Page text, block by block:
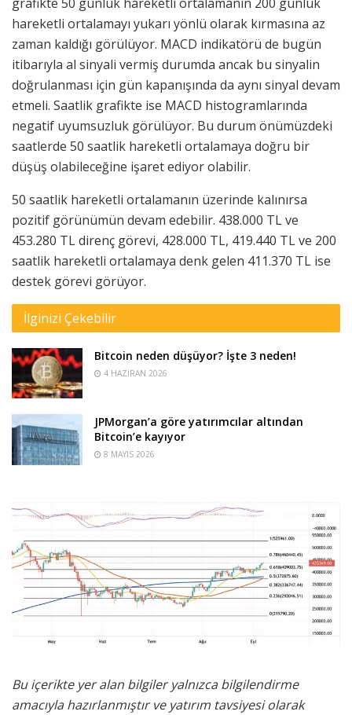
hareketli ortalamayı yukarı yönlü olarak kırmasına az
zaman kaldığı görülüyor. MACD indikatörü de bugün
itibarıyla al sinyali vermiş durumda ancak bu sinyalin
doğrulanması için gün kapanışında da aynı sinyal devam
etmeli. Saatlik grafikte ise MACD histogramlarında
negatif uyumsuzluk görülüyor. Bu durum önümüzdeki
saatlerde 50 saatlik hareketli ortalamaya doğru bir
düşüş olabileceğine işaret ediyor olabilir.
50 saatlik hareketli ortalamanın üzerinde kalınırsa
pozitif görünümün devam edebilir. 438.000 TL ve
453.280 TL direnç görevi, 428.000 TL, 419.440 TL ve 200
saatlik hareketli ortalamaya denk gelen 411.370 TL ise
destek görevi görüyor.
İlginizi Çekebilir
Bitcoin neden düşüyor? İşte 3 neden!
4 HAZIRAN 2026
JPMorgan’a göre yatırımcılar altından
Bitcoin’e kayıyor
8 MAYIS 2026
Bu içerikte yer alan bilgiler yalnızca bilgilendirme
amacıyla hazırlanmıştır ve yatırım tavsiyesi olarak